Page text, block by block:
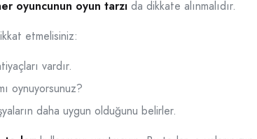
oyuncunun oyun tarzı da dikkate alınmalıdır.
etmelisiniz:
vardır.
oynuyorsunuz?
daha uygun olduğunu belirler.